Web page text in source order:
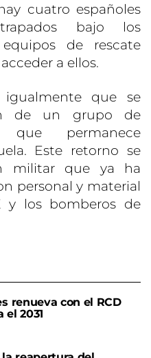
cuatro españoles
bajo los
de rescate
a ellos.
igualmente que se
de un grupo de
que permanece
Este retorno se
militar que ya ha
personal y material
y los bomberos de
renueva con el RCD
el 2031